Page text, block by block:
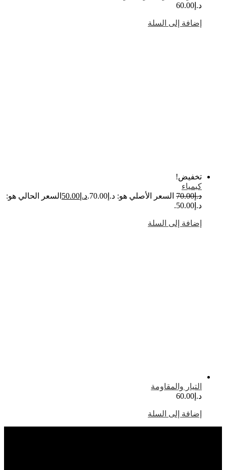
إلى السلة
السعر الأصلي هو: د.إ70.00. د.إ50.00السعر الحالي هو:
إلى السلة
والمقاومة
إلى السلة